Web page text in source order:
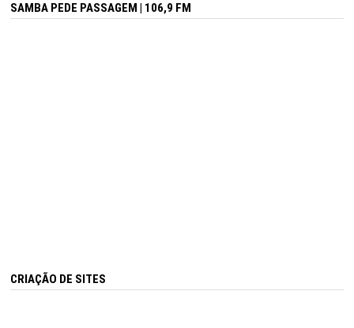
SAMBA PEDE PASSAGEM | 106,9 FM
CRIAÇÃO DE SITES